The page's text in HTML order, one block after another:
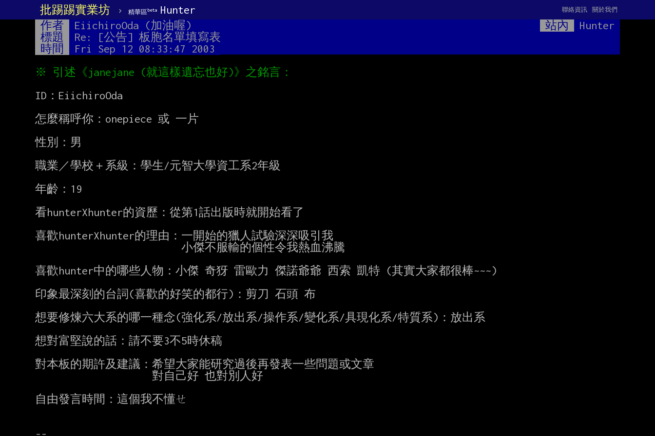
批踢踢實業坊 › 精華區beta Hunter 關於我們
聯絡資訊
作者 EiichiroOda (加油喔) 站內
Hunter
標題
Re: [公告] 板胞名單填寫表
時間
Fri Sep 12 08:33:47 2003
ID：EiichiroOda
怎麼稱呼你：onepiece 或 一片
性別：男
職業／學校＋系級：學生/元智大學資工系2年級
年齡：19
看hunterXhunter的資歷：從第1話出版時就開始看了
喜歡hunterXhunter的理由：一開始的獵人試驗深深吸引我
喜歡hunter中的哪些人物：小傑 奇犽 雷歐力 傑諾爺爺 西索 凱特 (其實大家都很棒~~~)
印象最深刻的台詞(喜歡的好笑的都行)：剪刀 石頭 布
想要修煉六大系的哪一種念(強化系/放出系/操作系/變化系/具現化系/特質系)：放出系
想對富堅說的話：請不要3不5時休稿
對本板的期許及建議：希望大家能研究過後再發表一些問題或文章
自由發言時間：這個我不懂ㄝ